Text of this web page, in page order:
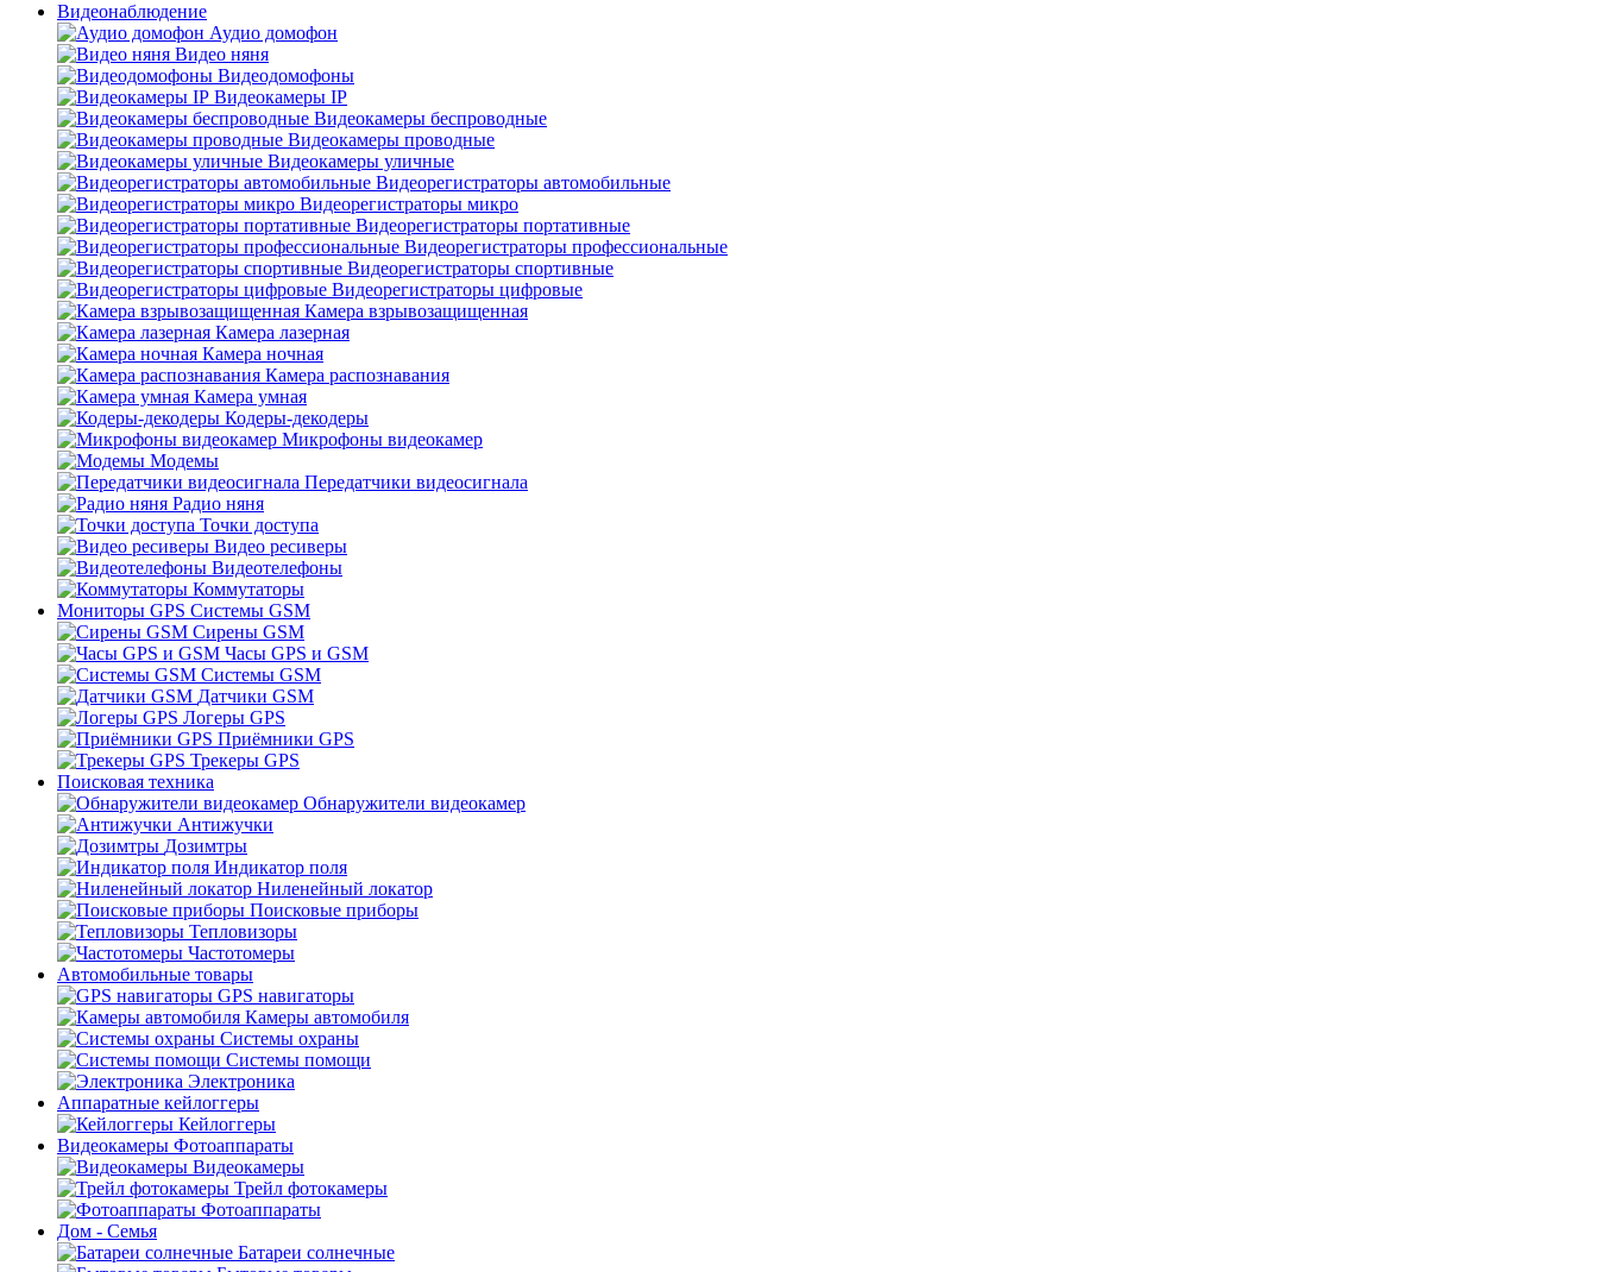
Видеонаблюдение
Аудио домофон
Видео няня
Видеодомофоны
Видеокамеры IP
Видеокамеры беспроводные
Видеокамеры проводные
Видеокамеры уличные
Видеорегистраторы автомобильные
Видеорегистраторы микро
Видеорегистраторы портативные
Видеорегистраторы профессиональные
Видеорегистраторы спортивные
Видеорегистраторы цифровые
Камера взрывозащищенная
Камера лазерная
Камера ночная
Камера распознавания
Камера умная
Кодеры-декодеры
Микрофоны видеокамер
Модемы
Передатчики видеосигнала
Радио няня
Точки доступа
Видео ресиверы
Видеотелефоны
Коммутаторы
Мониторы GPS Системы GSM
Сирены GSM
Часы GPS и GSM
Системы GSM
Датчики GSM
Логеры GPS
Приёмники GPS
Трекеры GPS
Поисковая техника
Обнаружители видеокамер
Антижучки
Дозимтры
Индикатор поля
Ниленейный локатор
Поисковые приборы
Тепловизоры
Частотомеры
Автомобильные товары
GPS навигаторы
Камеры автомобиля
Системы охраны
Системы помощи
Электроника
Аппаратные кейлоггеры
Кейлоггеры
Видеокамеры Фотоаппараты
Видеокамеры
Трейл фотокамеры
Фотоаппараты
Дом - Семья
Батареи солнечные